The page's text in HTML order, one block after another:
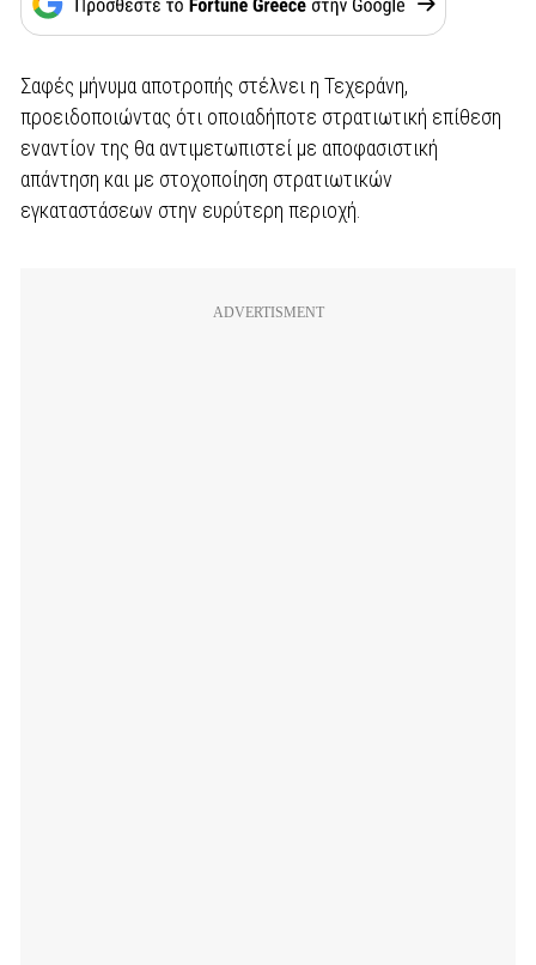
Σαφές μήνυμα αποτροπής στέλνει η Τεχεράνη,
προειδοποιώντας ότι οποιαδήποτε στρατιωτική επίθεση
εναντίον της θα αντιμετωπιστεί με αποφασιστική
απάντηση και με στοχοποίηση στρατιωτικών
εγκαταστάσεων στην ευρύτερη περιοχή.